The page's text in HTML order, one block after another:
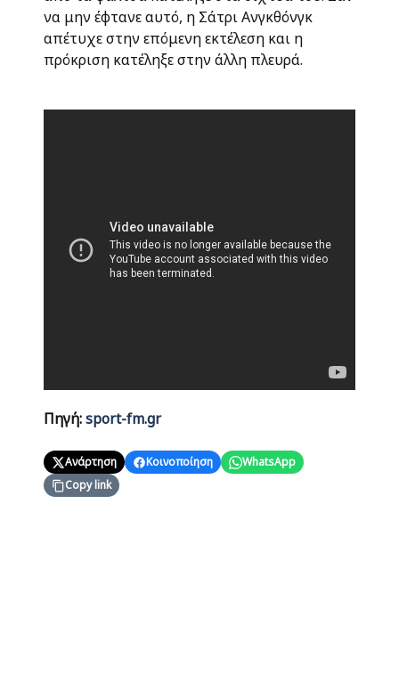
να μην έφτανε αυτό, η Σάτρι Ανγκθόνγκ
απέτυχε στην επόμενη εκτέλεση και η
πρόκριση κατέληξε στην άλλη πλευρά.
Πηγή:sport-fm.gr
Ανάρτηση Κοινοποίηση
WhatsApp
Copy link